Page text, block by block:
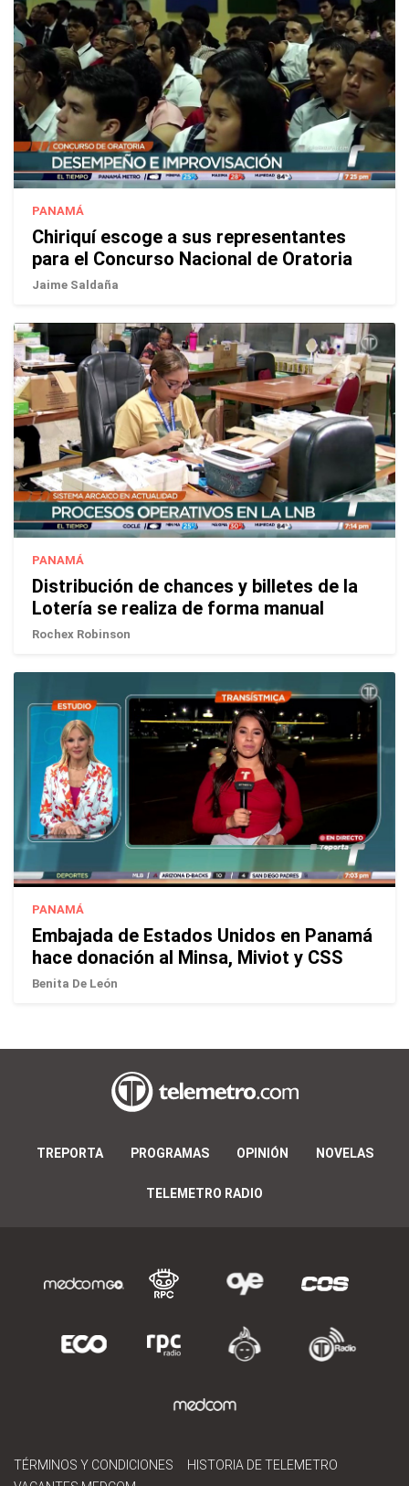
PANAMÁ
Chiriquí escoge a sus representantes
para el Concurso Nacional de Oratoria
Jaime Saldaña
PANAMÁ
Distribución de chances y billetes de la
Lotería se realiza de forma manual
Rochex Robinson
PANAMÁ
Embajada de Estados Unidos en Panamá
hace donación al Minsa, Miviot y CSS
Benita De León
TREPORTA PROGRAMAS OPINIÓN NOVELAS
TELEMETRO RADIO
TÉRMINOS Y CONDICIONES
HISTORIA DE TELEMETRO